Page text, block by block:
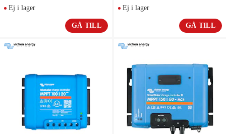
Ej i lager
GÅ TILL
Ej i lager
GÅ TILL